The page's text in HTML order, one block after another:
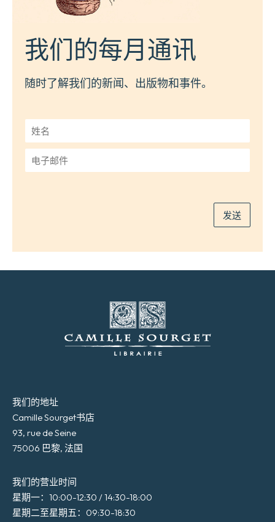
我们的每月通讯
随时了解我们的新闻、出版物和事件。
姓
名
*
子
发送
我们的地址
Camille Sourget书店
93, rue de Seine
75006 巴黎, 法国
我们的营业时间
星期一：10:00-12:30 / 14:30-18:00
星期二至星期五：09:30-18:30